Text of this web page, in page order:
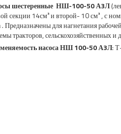
шестеренные НШ-100-50 А3Л
секции 14см³ и второй- 10 см³ , с
Предназначены для нагнетания
тракторов, сельскохозяйственных
насоса НШ 100-50 А3Л: